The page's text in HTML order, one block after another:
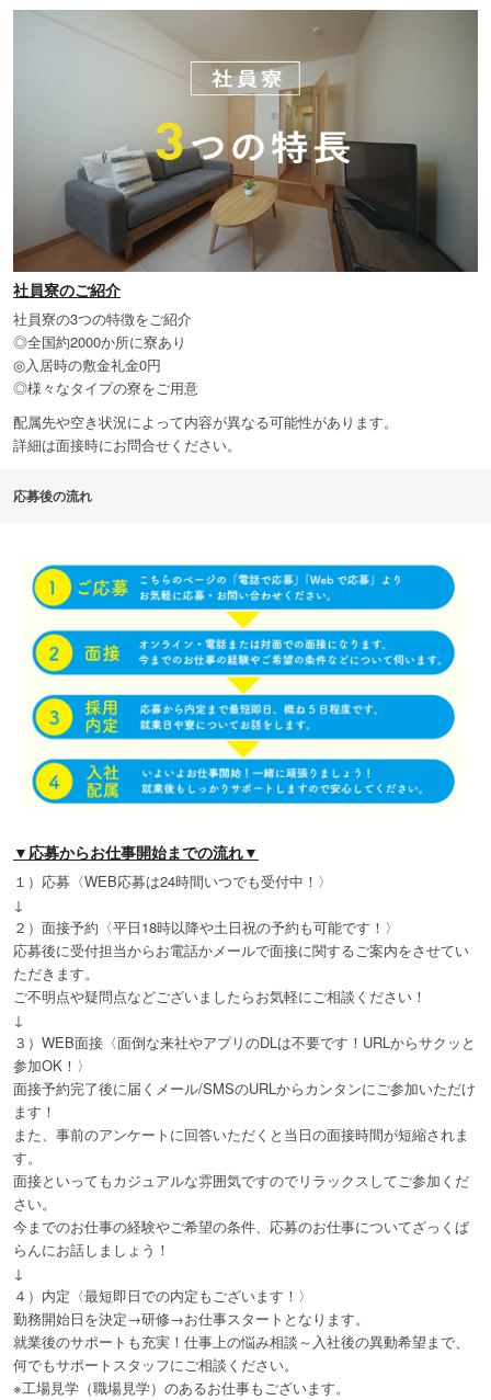
社員寮のご紹介
社員寮の3つの特徴をご紹介
◎全国約2000か所に寮あり
◎入居時の敷金礼金0円
◎様々なタイプの寮をご用意
配属先や空き状況によって内容が異なる可能性があります。
詳細は面接時にお問合せください。
応募後の流れ
▼応募からお仕事開始までの流れ▼
１）応募〈WEB応募は24時間いつでも受付中！〉
↓
２）面接予約〈平日18時以降や土日祝の予約も可能です！〉
応募後に受付担当からお電話かメールで面接に関するご案内をさせてい
ただきます。
ご不明点や疑問点などございましたらお気軽にご相談ください！
↓
３）WEB面接〈面倒な来社やアプリのDLは不要です！URLからサクッと
参加OK！〉
面接予約完了後に届くメール/SMSのURLからカンタンにご参加いただけ
ます！
また、事前のアンケートに回答いただくと当日の面接時間が短縮されま
す。
面接といってもカジュアルな雰囲気ですのでリラックスしてご参加くだ
さい。
今までのお仕事の経験やご希望の条件、応募のお仕事についてざっくば
らんにお話しましょう！
↓
４）内定〈最短即日での内定もございます！〉
勤務開始日を決定→研修→お仕事スタートとなります。
就業後のサポートも充実！仕事上の悩み相談～入社後の異動希望まで、
何でもサポートスタッフにご相談ください。
※工場見学（職場見学）のあるお仕事もございます。